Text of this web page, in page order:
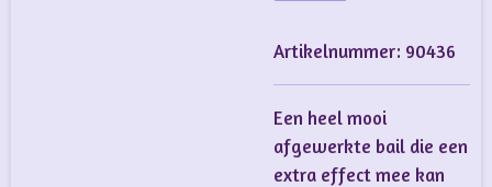
Artikelnummer: 90436
Een heel mooi
afgewerkte bail die een
extra effect mee kan